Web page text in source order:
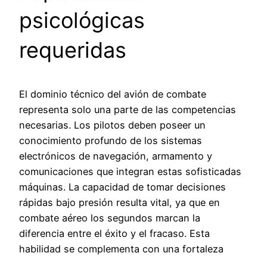
psicológicas
requeridas
El dominio técnico del avión de combate
representa solo una parte de las competencias
necesarias. Los pilotos deben poseer un
conocimiento profundo de los sistemas
electrónicos de navegación, armamento y
comunicaciones que integran estas sofisticadas
máquinas. La capacidad de tomar decisiones
rápidas bajo presión resulta vital, ya que en
combate aéreo los segundos marcan la
diferencia entre el éxito y el fracaso. Esta
habilidad se complementa con una fortaleza